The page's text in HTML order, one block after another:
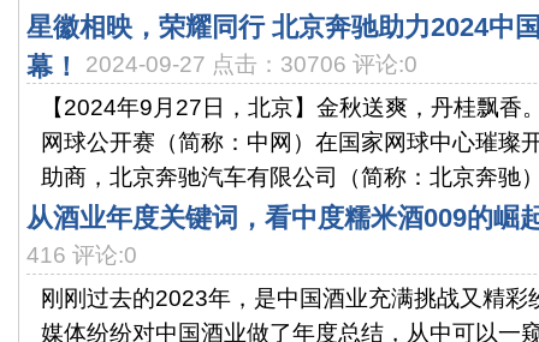
星徽相映，荣耀同行 北京奔驰助力2024中
幕！
2024-09-27 点击：30706 评论:0
【2024年9月27日，北京】金秋送爽，丹桂飘香
网球公开赛（简称：中网）在国家网球中心璀璨
助商，北京奔驰汽车有限公司（简称：北京奔驰
从酒业年度关键词，看中度糯米酒009的崛
416 评论:0
刚刚过去的2023年，是中国酒业充满挑战又精彩
媒体纷纷对中国酒业做了年度总结，从中可以